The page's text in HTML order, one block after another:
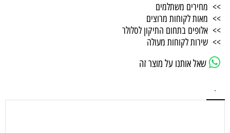
>> מחירים משתלמים
>> מאות לקוחות מרוצים
>> אלופים בתחום התיקון לסלולר
>> שירות לקוחות מעולה
שאל אותנו על מוצר זה
.